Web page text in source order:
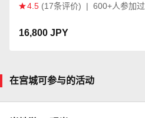
4.5 (17条评价) | 600+人参加过
16,800 JPY
在宫城可参与的活动